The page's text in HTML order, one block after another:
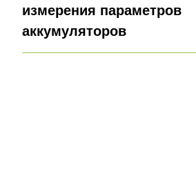
измерения параметров
аккумуляторов